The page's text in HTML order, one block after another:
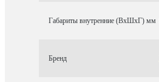
Габариты внутренние (ВхШхГ) мм
Бренд